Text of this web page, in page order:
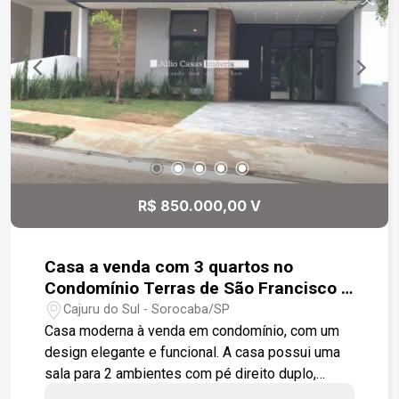
R$ 850.000,00 V
Casa a venda com 3 quartos no
Condomínio Terras de São Francisco -
Sorocaba
Cajuru do Sul - Sorocaba/SP
Casa moderna à venda em condomínio, com um
design elegante e funcional. A casa possui uma
sala para 2 ambientes com pé direito duplo,